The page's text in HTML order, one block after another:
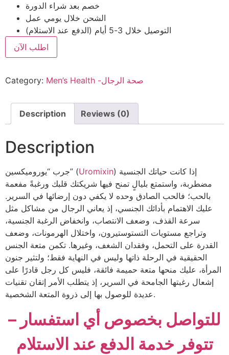
خصم بعد شراء الدورة
الشحن خلال يومي عمل
التوصيل خلال 3-5 أيام (الدفع عند الاستلام)
اطلب الآن
Category: Men’s Health -صحة الرجال
Description Reviews (0)
Description
جرب “يوروميكسين” (Uromixin) إذا كانت حياتك الجنسية
مضطربة، واستمتع بليالٍ تمنح فيها شريكتك قلبك ورغبةً مفعمة
بالحب؛ فالحب الصادق وحده لا يكفي دون إرضائها في السرير.
عليك الاهتمام بأدائك الجنسي، إذ يعاني الرجال من مشاكل مثل
سرعة القذف، وضعف الانتصاب، وانخفاض الرغبة الجنسية،
وتراجع مستويات التستوستيرون، واختلال الهرمونات، وضعف
القدرة على التحمل، وفقدان الشغف، وغيرها. تكمن متعة الجنس
الحقيقية في الرحلة ذاتها وليس في النهاية فقط؛ ولتثير جنون
المرأة، عليك منحها متعة حميمة فائقة، فليس كل رجل قادرًا على
إشعال رغبتها الجامحة في السرير، إذ يتطلب الأمر إتقان تقنيات
عديدة للوصول بها إلى ذروة المتعة الشخصية.
للتواصل بخصوص أي استفسار –
تتوفر خدمة الدفع عند الاستلام